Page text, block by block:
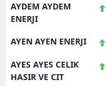
AYDEM AYDEM
ENERJI
AYEN AYEN ENERJI
AYES AYES CELIK
HASIR VE CIT